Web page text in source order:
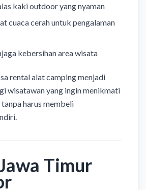
kaki outdoor yang nyaman
cuaca cerah untuk pengalaman
kebersihan area wisata
rental alat camping menjadi
wisatawan yang ingin menikmati
harus membeli
Timur